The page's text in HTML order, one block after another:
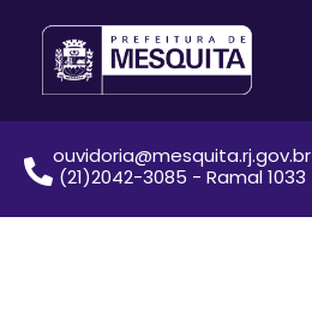
ouvidoria@mesquita.rj.gov.br
(21)2042-3085 - Ramal 1033